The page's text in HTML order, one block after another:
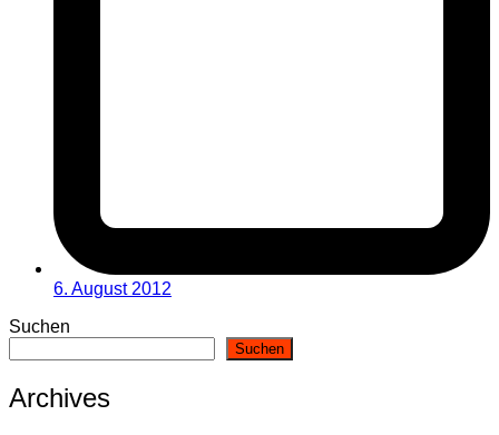
6. August 2012
Suchen
Suchen
Archives